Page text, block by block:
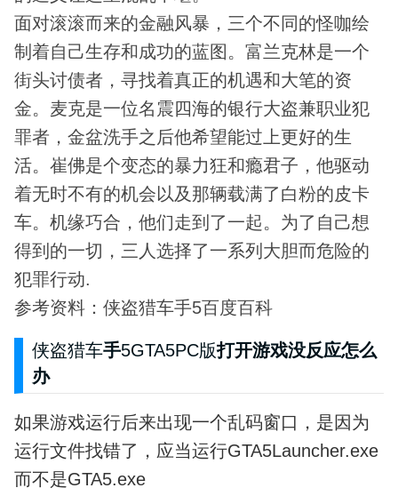
面对滚滚而来的金融风暴，三个不同的怪咖绘
制着自己生存和成功的蓝图。富兰克林是一个
街头讨债者，寻找着真正的机遇和大笔的资
金。麦克是一位名震四海的银行大盗兼职业犯
罪者，金盆洗手之后他希望能过上更好的生
活。崔佛是个变态的暴力狂和瘾君子，他驱动
着无时不有的机会以及那辆载满了白粉的皮卡
车。机缘巧合，他们走到了一起。为了自己想
得到的一切，三人选择了一系列大胆而危险的
犯罪行动.
参考资料：侠盗猎车手5百度百科
侠盗猎车手5GTA5PC版打开游戏没反应怎么
办
如果游戏运行后来出现一个乱码窗口，是因为
运行文件找错了，应当运行GTA5Launcher.exe
而不是GTA5.exe